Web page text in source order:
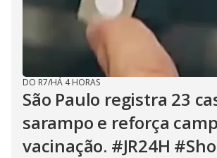
DO R7/HÁ 4 HORAS
São Paulo registra 23
sarampo e reforça
vacinação. #JR24H